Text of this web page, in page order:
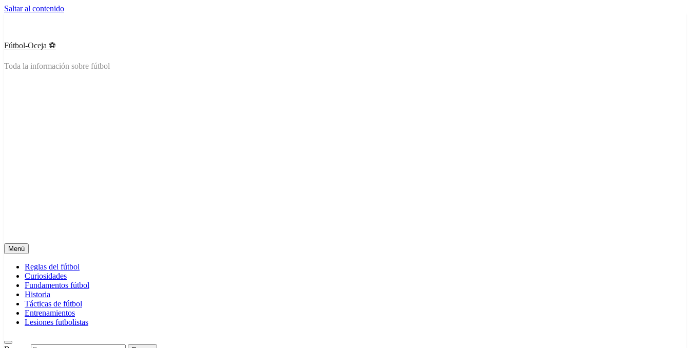
Saltar al contenido
Fútbol-Oceja ️⚽
Toda la información sobre fútbol
Menú
Reglas del fútbol
Curiosidades
Fundamentos fútbol
Historia
Tácticas de fútbol
Entrenamientos
Lesiones futbolistas